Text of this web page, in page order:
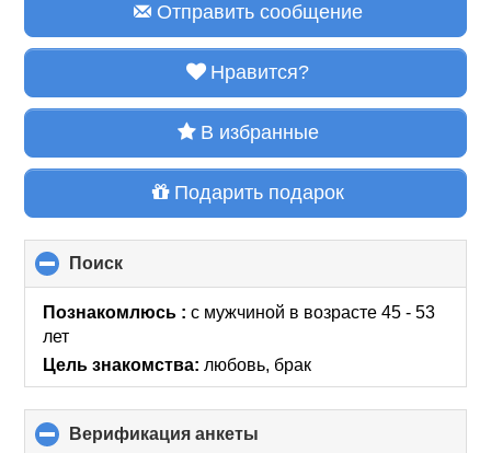
Отправить сообщение
Нравится?
В избранные
Подарить подарок
Поиск
to
collapse
Познакомлюсь :с мужчиной в возрасте 45 - 53
лет
Цель знакомства: любовь, брак
Верификация анкеты